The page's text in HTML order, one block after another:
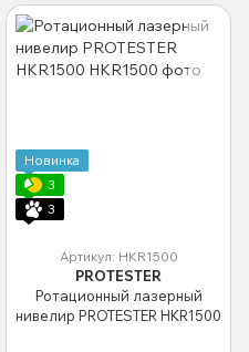
Новинка
3
3
Артикул: HKR1500
PROTESTER
Ротационный лазерный
нивелир PROTESTER HKR1500